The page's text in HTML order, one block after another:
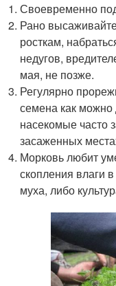
Своевременно
Рано
росткам,
недугов,
мая, не позже.
Регулярно
семена как можно
насекомые часто
засаженных
Морковь любит
скопления влаги
муха, либо